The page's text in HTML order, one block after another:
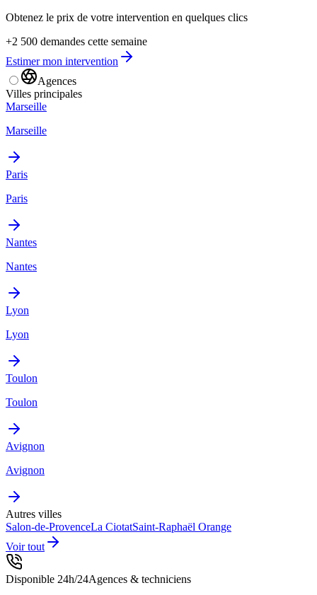
Obtenez le prix de votre intervention en quelques clics
+2 500 demandes cette semaine
Estimer mon intervention
Agences
Villes principales
Marseille
Marseille
Paris
Paris
Nantes
Nantes
Lyon
Lyon
Toulon
Toulon
Avignon
Avignon
Autres villes
Salon-de-ProvenceLa CiotatSaint-Raphaël Orange
Voir tout
Disponible 24h/24Agences & techniciens